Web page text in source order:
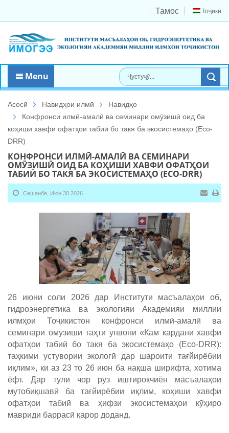
Тоҷикӣ
Тамос
Menu
Асосӣ Навидҳои илмӣ
Навидҳо
Конфронси илмӣ-амалӣ ва семинари омӯзишӣ оид ба
коҳиши хавфи офатҳои табиӣ бо такя ба экосистемаҳо (Eco-
DRR)
КОНФРОНСИ ИЛМӢ-АМАЛӢ ВА СЕМИНАРИ
ОМӮЗИШӢ ОИД БА КОҲИШИ ХАВФИ ОФАТҲОИ
ТАБИӢ БО ТАКЯ БА ЭКОСИСТЕМАҲО (ECO-DRR)
Сешанбе, Июн 30 2026
26 июни соли 2026 дар Институти масъалаҳои об,
гидроэнергетика ва экологияи Академияи миллии
илмҳои Тоҷикистон конфронси илмӣ-амалӣ ва
семинари омӯзишӣ таҳти унвони «Кам кардани хавфи
офатҳои табиӣ бо такя ба экосистемаҳо (Eco-DRR):
таҳкими устувории экологӣ дар шароити тағйирёбии
иқлим», ки аз 23 то 26 июн ба нақша ширифта, хотима
ёфт. Дар тӯли чор рӯз иштирокчиён масъалаҳои
мутобиқшавӣ ба тағйирёбии иқлим, коҳиши хавфи
офатҳои табиӣ ва ҳифзи экосистемаҳои кӯҳиро
мавриди баррасӣ қарор доданд.